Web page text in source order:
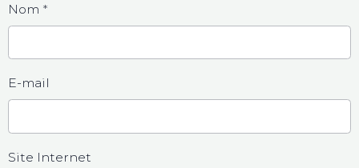
Nom
E-mail
Site Internet